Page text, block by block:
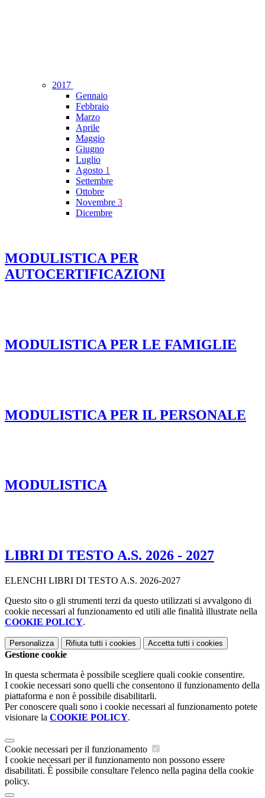
2017
Gennaio
Febbraio
Marzo
Aprile
Maggio
Giugno
Luglio
Agosto 1
Settembre
Ottobre
Novembre 3
Dicembre
MODULISTICA PER
AUTOCERTIFICAZIONI
MODULISTICA PER LE FAMIGLIE
MODULISTICA PER IL PERSONALE
MODULISTICA
LIBRI DI TESTO A.S. 2026 - 2027
ELENCHI LIBRI DI TESTO A.S. 2026-2027
Questo sito o gli strumenti terzi da questo utilizzati si avvalgono di
cookie necessari al funzionamento ed utili alle finalità illustrate nella
COOKIE POLICY.
Personalizza Rifiuta tutti i cookies Accetta tutti i cookies
Gestione cookie
In questa schermata è possibile scegliere quali cookie consentire.
I cookie necessari sono quelli che consentono il funzionamento della
piattaforma e non è possibile disabilitarli.
Per conoscere quali sono i cookie necessari al funzionamento potete
visionare la COOKIE POLICY.
Cookie necessari per il funzionamento
I cookie necessari per il funzionamento non possono essere
disabilitati. È possibile consultare l'elenco nella pagina della cookie
policy.